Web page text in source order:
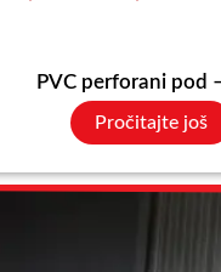
PVC perforani pod
Pročitajte još